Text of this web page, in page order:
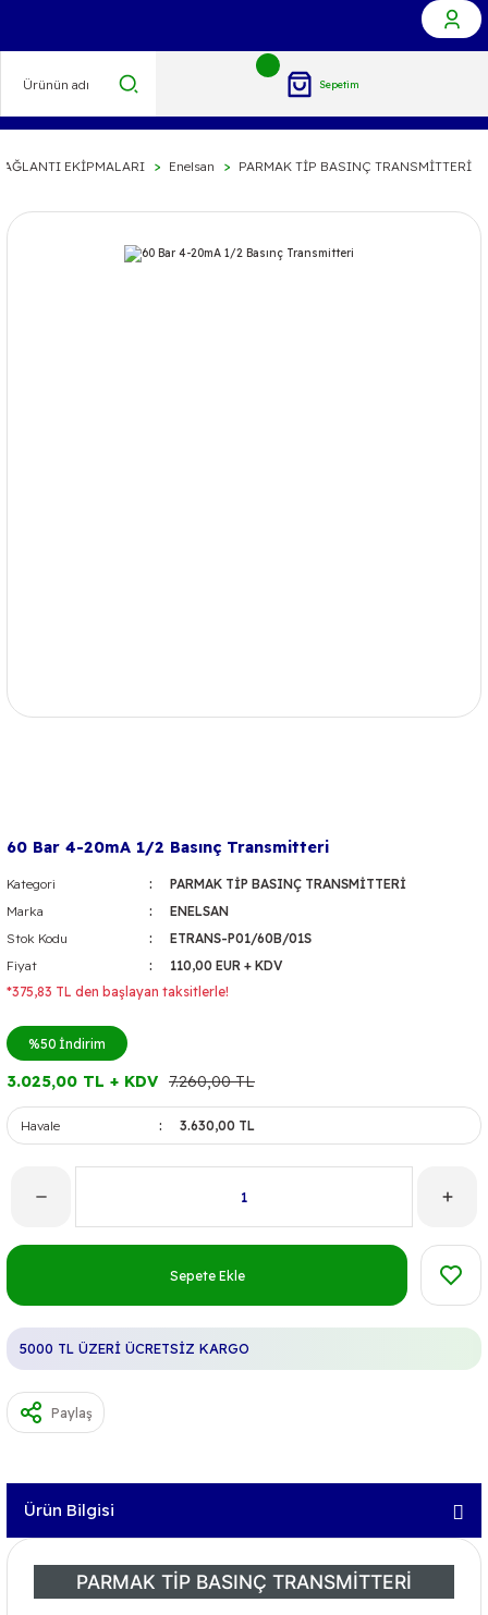
Sepetim
EKİPMALARI Enelsan PARMAK TİP BASINÇ TRANSMİTTERİ
60 Bar 4-20mA 1/2 Basınç Transmitteri
Kategori
PARMAK TİP BASINÇ TRANSMİTTERİ
Marka
ENELSAN
Stok Kodu
ETRANS-P01/60B/01S
Fiyat
110,00 EUR + KDV
*375,83 TL den başlayan taksitlerle!
%50 İndirim
3.025,00 TL + KDV 7.260,00 TL
Havale 3.630,00 TL
Sepete Ekle
5000 TL ÜZERİ ÜCRETSİZ KARGO
Paylaş
Ürün Bilgisi
PARMAK TİP BASINÇ TRANSMİTTERİ